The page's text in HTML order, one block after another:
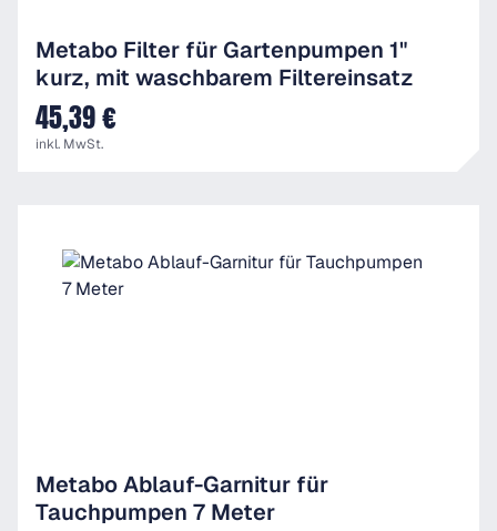
Metabo Filter für Gartenpumpen 1"
kurz, mit waschbarem Filtereinsatz
UVP
45,39 €
inkl. MwSt.
Metabo Ablauf-Garnitur für
Tauchpumpen 7 Meter